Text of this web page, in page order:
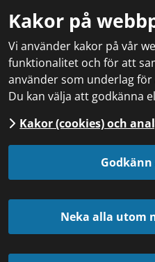
Kakor på
Vi använder kakor på vår
funktionalitet och för att
använder som underlag
Du kan välja att godkänna
Kakor (cookies) och
Neka alla utom